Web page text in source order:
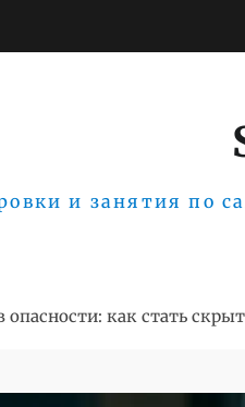
и занятия по
опасности: как стать